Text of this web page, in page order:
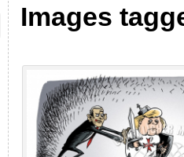
Images